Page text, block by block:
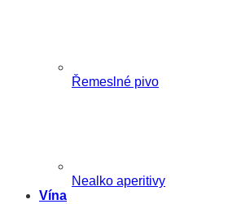
Řemeslné pivo
Nealko aperitivy
Vína